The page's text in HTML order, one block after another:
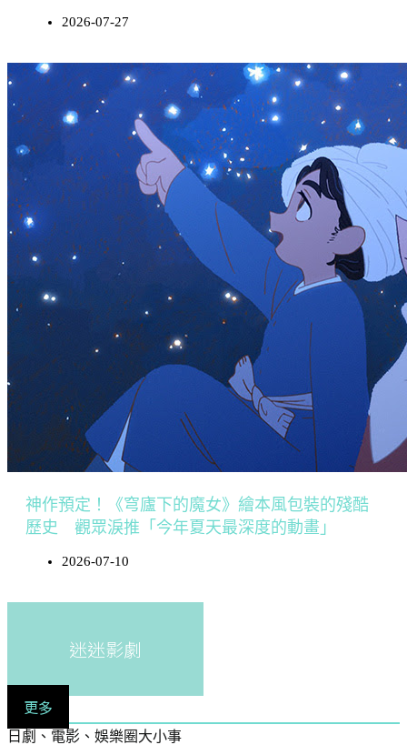
2026-07-27
神作預定！《穹廬下的魔女》繪本風包裝的殘酷
歷史 觀眾淚推「今年夏天最深度的動畫」
2026-07-10
迷迷影劇
更多
日劇、電影、娛樂圈大小事